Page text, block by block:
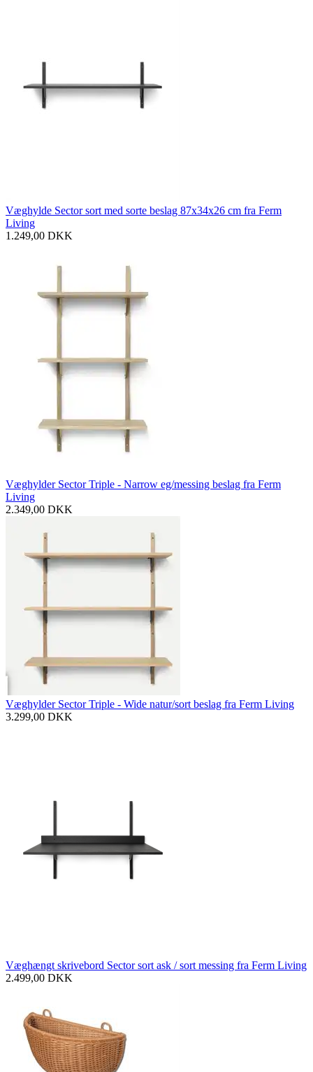
Væghylde Sector sort med sorte beslag 87x34x26 cm fra Ferm
Living
1.249,00 DKK
Væghylder Sector Triple - Narrow eg/messing beslag fra Ferm
Living
2.349,00 DKK
Væghylder Sector Triple - Wide natur/sort beslag fra Ferm Living
3.299,00 DKK
Væghængt skrivebord Sector sort ask / sort messing fra Ferm Living
2.499,00 DKK